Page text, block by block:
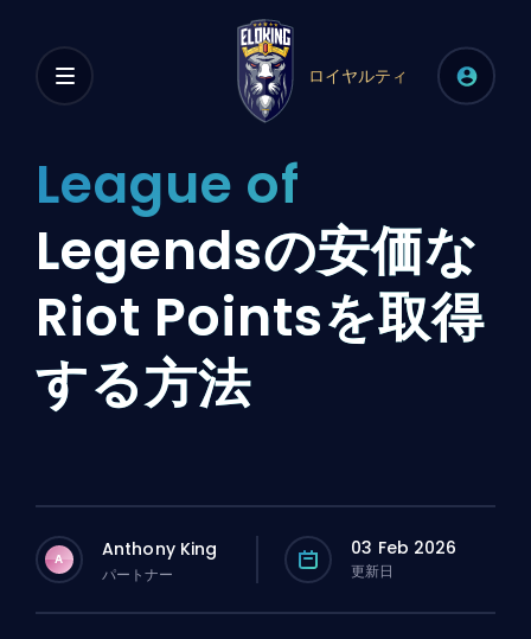
ロイヤルティ
League of
Legendsの安価な
Riot Pointsを取得
する方法
A Anthony King
パートナー
03 Feb 2026
更新日